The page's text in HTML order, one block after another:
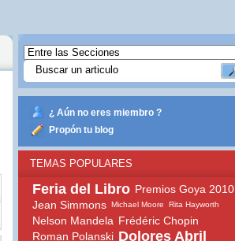
¿ Aún no eres miembro ?
Propón tu blog
TEMAS POPULARES
Feria del Libro Premios Goya 2010
Jean Simmons Michael Moore Rita Hayworth
Nelson Mandela Frédéric Chopin
Roman Polanski Dolores Abril